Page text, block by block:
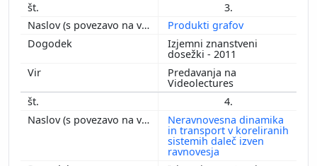
1996
2001
3.
Produkti grafov
Izjemni znanstveni
dosežki - 2011
Predavanja na
Videolectures
4.
Neravnovesna dinamika
in transport v koreliranih
sistemih daleč izven
ravnovesja